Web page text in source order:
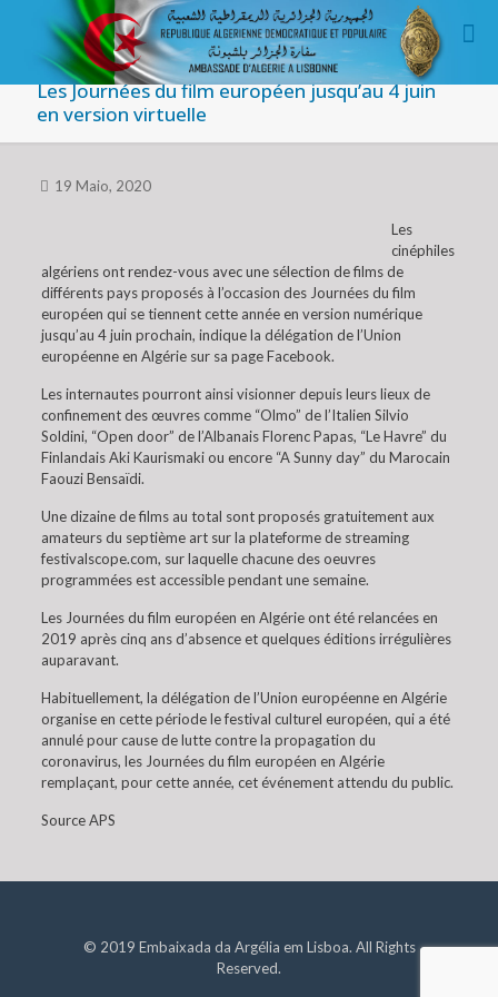
Les Journées du film européen jusqu’au 4 juin
en version virtuelle
19 Maio, 2020
Les
cinéphiles
algériens ont rendez-vous avec une sélection de films de
différents pays proposés à l’occasion des Journées du film
européen qui se tiennent cette année en version numérique
jusqu’au 4 juin prochain, indique la délégation de l’Union
européenne en Algérie sur sa page Facebook.
Les internautes pourront ainsi visionner depuis leurs lieux de
confinement des œuvres comme “Olmo” de l’Italien Silvio
Soldini, “Open door” de l’Albanais Florenc Papas, “Le Havre” du
Finlandais Aki Kaurismaki ou encore “A Sunny day” du Marocain
Faouzi Bensaïdi.
Une dizaine de films au total sont proposés gratuitement aux
amateurs du septième art sur la plateforme de streaming
festivalscope.com, sur laquelle chacune des oeuvres
programmées est accessible pendant une semaine.
Les Journées du film européen en Algérie ont été relancées en
2019 après cinq ans d’absence et quelques éditions irrégulières
auparavant.
Habituellement, la délégation de l’Union européenne en Algérie
organise en cette période le festival culturel européen, qui a été
annulé pour cause de lutte contre la propagation du
coronavirus, les Journées du film européen en Algérie
remplaçant, pour cette année, cet événement attendu du public.
Source APS
© 2019 Embaixada da Argélia em Lisboa. All Rights
Reserved.